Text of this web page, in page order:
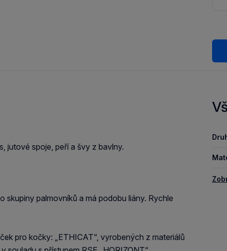
jutové spoje, peří a švy z bavlny.
skupiny palmovníků a má podobu liány. Rychle
pro kočky: „ETHICAT“, vyrobených z materiálů